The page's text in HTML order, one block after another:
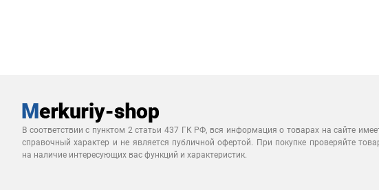
В соответствии с пунктом 2 статьи 437 ГК РФ, вся информация о товарах на сайте
справочный характер и не является публичной офертой. При покупке проверяйте
на наличие интересующих вас функций и характеристик.